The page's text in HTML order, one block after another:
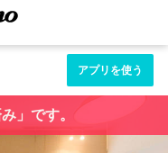
アプリを使う
」です。